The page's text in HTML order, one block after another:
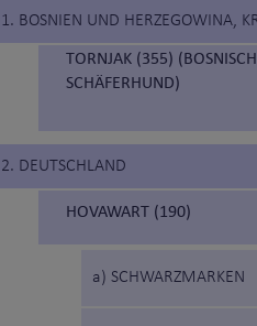
1. BOSNIEN UND HERZEGOWINA,
TORNJAK (355)
SCHÄFERHUND)
2. DEUTSCHLAND
HOVAWART (190)
a) SCHWARZMARKEN